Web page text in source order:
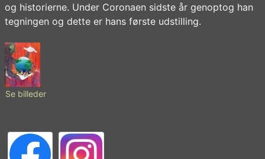
og historierne. Under Coronaen sidste år genoptog han
tegningen og dette er hans første udstilling.
Se billeder